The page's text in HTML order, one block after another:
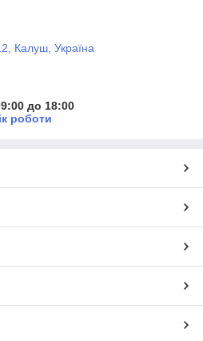
Калуш, Україна
до 18:00
роботи